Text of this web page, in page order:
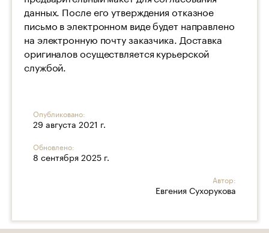
данных. После его утверждения отказное
письмо в электронном виде будет направлено
на электронную почту заказчика. Доставка
оригиналов осуществляется курьерской
службой.
Опубликовано:
29 августа 2021 г.
Обновлено:
8 сентября 2025 г.
Автор:
Евгения Сухорукова